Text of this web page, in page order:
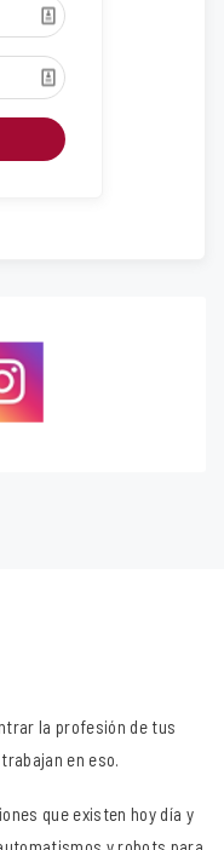
la profesión de tus
en eso.
que existen hoy día y